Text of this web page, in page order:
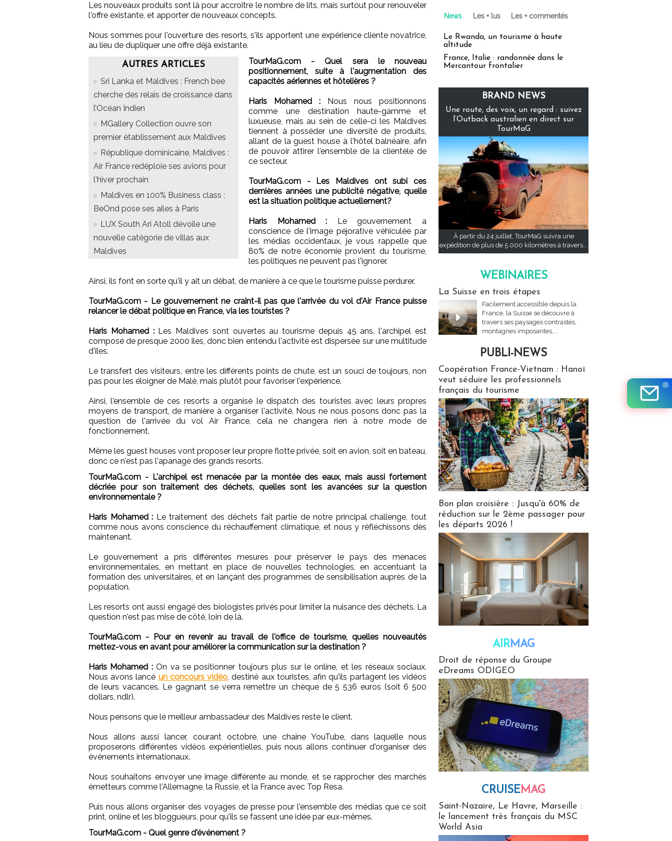
Les nouveaux produits sont là pour accroître le nombre de lits, mais surtout pour renouveler
l'offre existante, et apporter de nouveaux concepts.
Nous sommes pour l'ouverture des resorts, s'ils apportent une expérience cliente novatrice,
au lieu de dupliquer une offre déjà existante.
AUTRES ARTICLES
Sri Lanka et Maldives : French bee
cherche des relais de croissance dans
l’Océan Indien
MGallery Collection ouvre son
premier établissement aux Maldives
République dominicaine, Maldives :
Air France redéploie ses avions pour
l'hiver prochain
Maldives en 100% Business class :
BeOnd pose ses ailes à Paris
LUX South Ari Atoll dévoile une
nouvelle catégorie de villas aux
Maldives
TourMaG.com - Quel sera le nouveau
positionnement, suite à l'augmentation des
capacités aériennes et hôtelières ?
Haris Mohamed : Nous nous positionnons
comme une destination haute-gamme et
luxueuse, mais au sein de celle-ci les Maldives
tiennent à posséder une diversité de produits,
allant de la guest house à l'hôtel balnéaire, afin
de pouvoir attirer l'ensemble de la clientèle de
ce secteur.
TourMaG.com - Les Maldives ont subi ces
dernières années une publicité négative, quelle
est la situation politique actuellement?
Haris Mohamed : Le gouvernement a
conscience de l'image péjorative véhiculée par
les médias occidentaux, je vous rappelle que
80% de notre économie provient du tourisme,
les politiques ne peuvent pas l'ignorer.
Ainsi, ils font en sorte qu'il y ait un débat, de manière à ce que le tourisme puisse perdurer.
TourMaG.com - Le gouvernement ne craint-il pas que l'arrivée du vol d'Air France puisse
relancer le débat politique en France, via les touristes ?
Haris Mohamed :Les Maldives sont ouvertes au tourisme depuis 45 ans, l'archipel est
composé de presque 2000 îles, donc bien entendu l'activité est dispersée sur une multitude
d'îles.
Le transfert des visiteurs, entre les différents points de chute, est un souci de toujours, non
pas pour les éloigner de Malé, mais plutôt pour favoriser l'expérience.
Ainsi, l'ensemble de ces resorts a organisé le dispatch des touristes avec leurs propres
moyens de transport, de manière à organiser l'activité. Nous ne nous posons donc pas la
question de l'arrivée du vol Air France, cela ne changera rien à notre mode de
fonctionnement.
Même les guest houses vont proposer leur propre flotte privée, soit en avion, soit en bateau,
donc ce n'est pas l'apanage des grands resorts.
TourMaG.com - L'archipel est menacée par la montée des eaux, mais aussi fortement
décriée pour son traitement des déchets, quelles sont les avancées sur la question
environnementale ?
Haris Mohamed : Le traitement des déchets fait partie de notre principal challenge, tout
comme nous avons conscience du réchauffement climatique, et nous y réfléchissons dès
maintenant.
Le gouvernement a pris différentes mesures pour préserver le pays des menaces
environnementales, en mettant en place de nouvelles technologies, en accentuant la
formation des universitaires, et en lançant des programmes de sensibilisation auprès de la
population.
Les resorts ont aussi engagé des biologistes privés pour limiter la nuisance des déchets. La
question n'est pas mise de côté, loin de là.
TourMaG.com - Pour en revenir au travail de l'office de tourisme, quelles nouveautés
mettez-vous en avant pour améliorer la communication sur la destination ?
Haris Mohamed :On va se positionner toujours plus sur le online, et les réseaux sociaux.
Nous avons lancé un concours vidéo, destiné aux touristes, afin qu'ils partagent les vidéos
de leurs vacances. Le gagnant se verra remettre un chèque de 5 536 euros (soit 6 500
dollars, ndlr).
Nous pensons que le meilleur ambassadeur des Maldives reste le client.
Nous allons aussi lancer, courant octobre, une chaîne YouTube, dans laquelle nous
proposerons différentes vidéos expérientielles, puis nous allons continuer d'organiser des
événements internationaux.
Nous souhaitons envoyer une image différente au monde, et se rapprocher des marchés
émetteurs comme l'Allemagne, la Russie, et la France avec Top Resa.
Puis nous allons organiser des voyages de presse pour l'ensemble des médias que ce soit
print, online et les bloggueurs, pour qu'ils se fassent une idée par eux-mêmes.
TourMaG.com - Quel genre d'événement ?
News Les + lus Les + commentés
Le Rwanda, un tourisme à haute
altitude
France, Italie : randonnée dans le
Mercantour frontalier
BRAND NEWS
Une route, des voix, un regard : suivez
l’Outback australien en direct sur
TourMaG
À partir du 24 juillet, TourMaG suivra une
expédition de plus de 5 000 kilomètres à travers...
WEBINAIRES
La Suisse en trois étapes
Facilement accessible depuis la
France, la Suisse se découvre à
travers ses paysages contrastés,
montagnes imposantes,...
PUBLI-NEWS
Coopération France-Vietnam : Hanoï
veut séduire les professionnels
français du tourisme
Bon plan croisière : Jusqu'à 60% de
réduction sur le 2ème passager pour
les départs 2026 !
AIRMAG
Droit de réponse du Groupe
eDreams ODIGEO
CRUISEMAG
Saint-Nazaire, Le Havre, Marseille :
le lancement très français du MSC
World Asia